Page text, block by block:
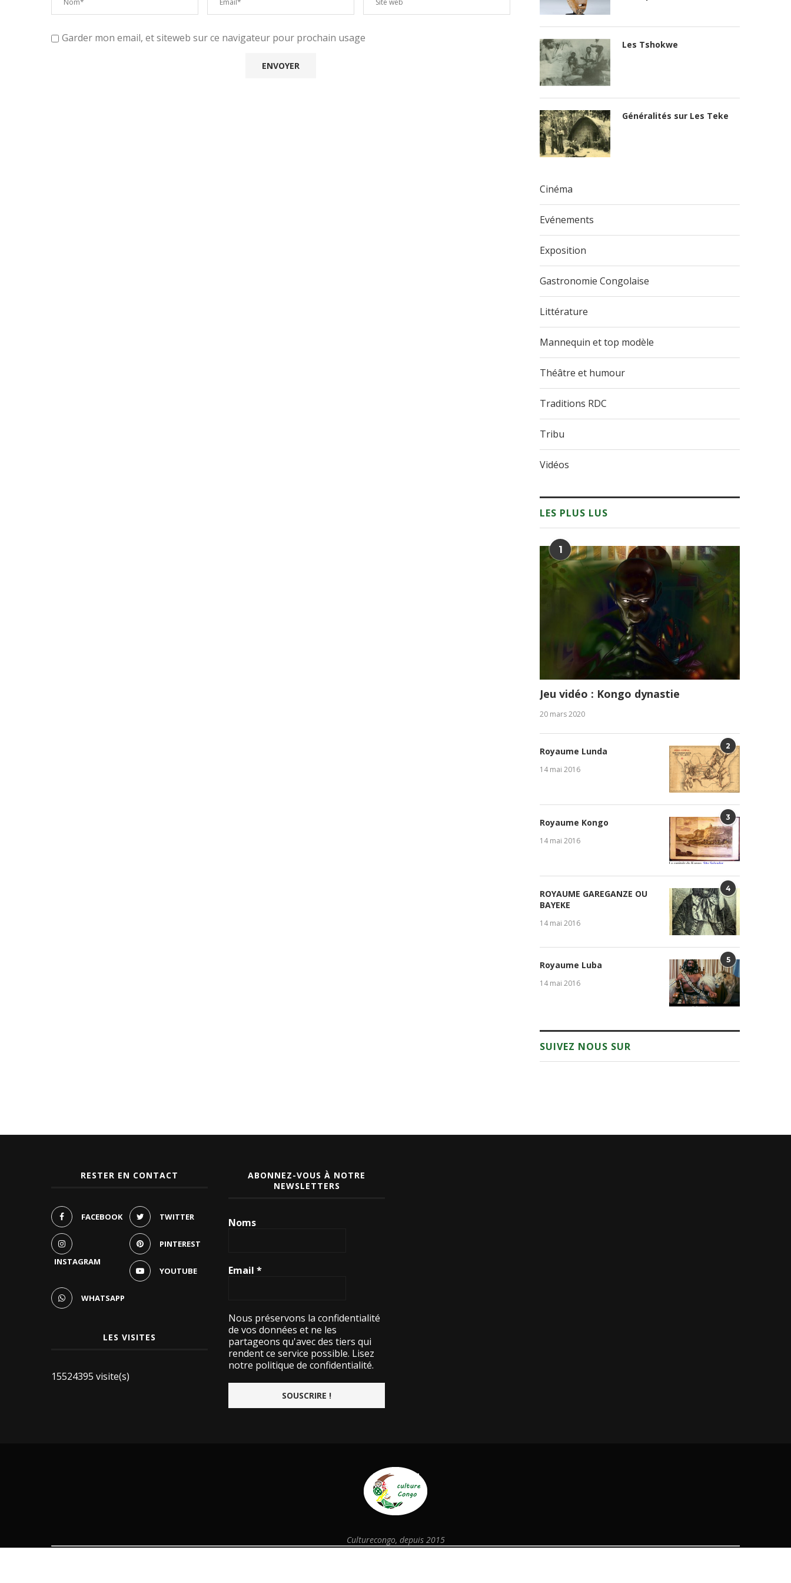
Garder mon email, et siteweb sur ce navigateur pour prochain usage
Les Tshokwe
Généralités sur Les Teke
Cinéma
Evénements
Exposition
Gastronomie Congolaise
Littérature
Mannequin et top modèle
Théâtre et humour
Traditions RDC
Tribu
Vidéos
LES PLUS LUS
1
Jeu vidéo : Kongo dynastie
20 mars 2020
2
Royaume Lunda
14 mai 2016
3
Royaume Kongo
14 mai 2016
4
ROYAUME GAREGANZE OU
BAYEKE
14 mai 2016
5
Royaume Luba
14 mai 2016
SUIVEZ NOUS SUR
RESTER EN CONTACT
FACEBOOK TWITTER
INSTAGRAM
PINTEREST
YOUTUBE
WHATSAPP
LES VISITES
15524395 visite(s)
ABONNEZ-VOUS À NOTRE
NEWSLETTERS
Noms
Email*
Nous préservons la confidentialité
de vos données et ne les
partageons qu'avec des tiers qui
rendent ce service possible. Lisez
notre politique de confidentialité.
Culturecongo, depuis 2015